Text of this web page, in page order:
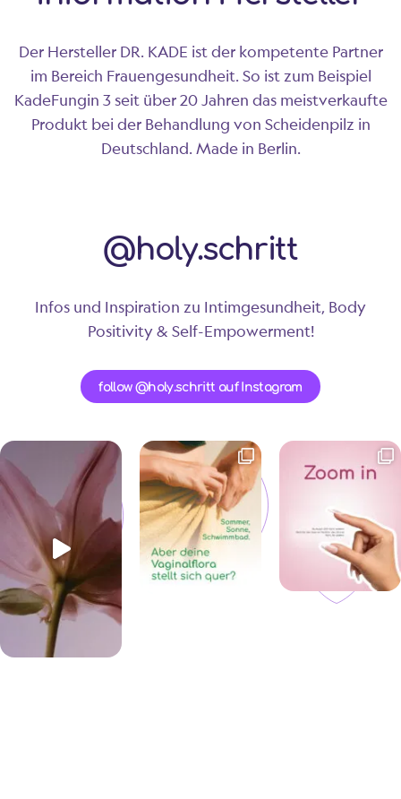
Der Hersteller DR. KADE ist der kompetente Partner
im Bereich Frauengesundheit. So ist zum Beispiel
KadeFungin 3 seit über 20 Jahren das meistverkaufte
Produkt bei der Behandlung von Scheidenpilz in
Deutschland. Made in Berlin.
@holy.schritt
Infos und Inspiration zu Intimgesundheit, Body
Positivity & Self-Empowerment!
follow @holy.schritt auf Instagram